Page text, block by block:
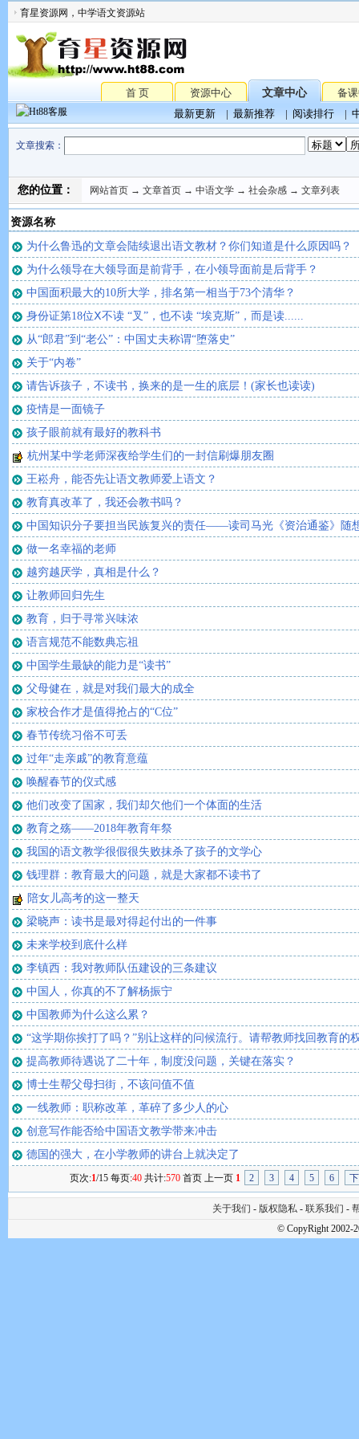
育星资源网，中学语文资源站
首 页 资源中心 文章中心
备
最新更新| 最新推荐| 阅读排行|
文章搜索：
您的位置： 网站首页 → 文章首页 → 中语文学 → 社会杂感 → 文章列表
资源名称
为什么鲁迅的文章会陆续退出语文教材？你们知道是什么原因吗？
为什么领导在大领导面是前背手，在小领导面前是后背手？
中国面积最大的10所大学，排名第一相当于73个清华？
身份证第18位Ⅹ不读 “叉”，也不读 “埃克斯”，而是读......
从“郎君”到“老公”：中国丈夫称谓“堕落史”
关于“内卷”
请告诉孩子，不读书，换来的是一生的底层！(家长也读读)
疫情是一面镜子
孩子眼前就有最好的教科书
杭州某中学老师深夜给学生们的一封信刷爆朋友圈
王崧舟，能否先让语文教师爱上语文？
教育真改革了，我还会教书吗？
中国知识分子要担当民族复兴的责任——读司马光《资治通鉴》随
做一名幸福的老师
越穷越厌学，真相是什么？
让教师回归先生
教育，归于寻常兴味浓
语言规范不能数典忘祖
中国学生最缺的能力是“读书”
父母健在，就是对我们最大的成全
家校合作才是值得抢占的“C位”
春节传统习俗不可丢
过年“走亲戚”的教育意蕴
唤醒春节的仪式感
他们改变了国家，我们却欠他们一个体面的生活
教育之殇——2018年教育年祭
我国的语文教学很假很失败抹杀了孩子的文学心
钱理群：教育最大的问题，就是大家都不读书了
陪女儿高考的这一整天
梁晓声：读书是最对得起付出的一件事
未来学校到底什么样
李镇西：我对教师队伍建设的三条建议
中国人，你真的不了解杨振宁
中国教师为什么这么累？
“这学期你挨打了吗？”别让这样的问候流行。请帮教师找回教育的
提高教师待遇说了二十年，制度没问题，关键在落实？
博士生帮父母扫街，不该问值不值
一线教师：职称改革，革碎了多少人的心
创意写作能否给中国语文教学带来冲击
德国的强大，在小学教师的讲台上就决定了
页次:1/15 每页:40共计:570首页 上一页 1 2 3 4 5 6
关于我们 - 版权隐私 - 联系我们 -
© CopyRight 2002-